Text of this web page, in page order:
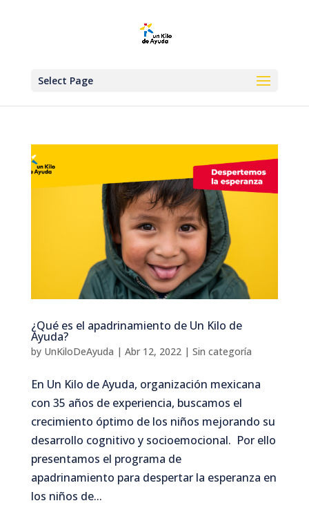
Select Page
¿Qué es el apadrinamiento de Un Kilo de
Ayuda?
by UnKiloDeAyuda | Abr 12, 2022| Sin categoría
En Un Kilo de Ayuda, organización mexicana
con 35 años de experiencia, buscamos el
crecimiento óptimo de los niños mejorando su
desarrollo cognitivo y socioemocional. Por ello
presentamos el programa de
apadrinamiento para despertar la esperanza en
los niños de...